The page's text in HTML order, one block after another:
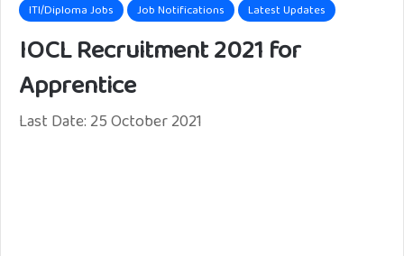
ITI/Diploma Jobs
Job Notifications Latest Updates
IOCL Recruitment 2021 for
Apprentice
Last Date: 25 October 2021